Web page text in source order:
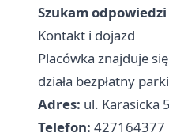
Szukam
Kontakt i dojazd
Placówka znajduje
działa bezpłatny
Adres: ul. Karasicka
Telefon: 427164377